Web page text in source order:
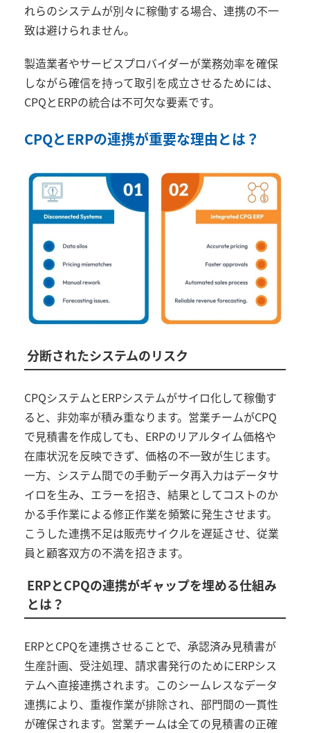
れらのシステムが別々に稼働する場合、連携の不一
致は避けられません。
製造業者やサービスプロバイダーが業務効率を確保
しながら確信を持って取引を成立させるためには、
CPQとERPの統合は不可欠な要素です。
CPQとERPの連携が重要な理由とは？
分断されたシステムのリスク
CPQシステムとERPシステムがサイロ化して稼働す
ると、非効率が積み重なります。営業チームがCPQ
で見積書を作成しても、 ERPのリアルタイム価格や
在庫状況を反映できず、価格の不一致が生じます。
一方、システム間での手動データ再入力はデータサ
イロを生み、エラーを招き、結果としてコストのか
かる手作業による修正作業を頻繁に発生させます。
こうした連携不足は販売サイクルを遅延させ、従業
員と顧客双方の不満を招きます。
ERPとCPQの連携がギャップを埋める仕組み
とは？
ERPとCPQを連携させることで、承認済み見積書が
生産計画、受注処理、請求書発行のためにERPシス
テムへ直接連携されます。このシームレスなデータ
連携により、重複作業が排除され、部門間の一貫性
が確保されます。営業チームは全ての見積書の正確